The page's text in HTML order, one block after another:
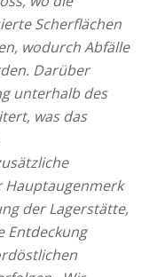
Scherflächen
wodurch Abfälle
Darüber
unterhalb des
was das
der Lagerstätte,
Entdeckung